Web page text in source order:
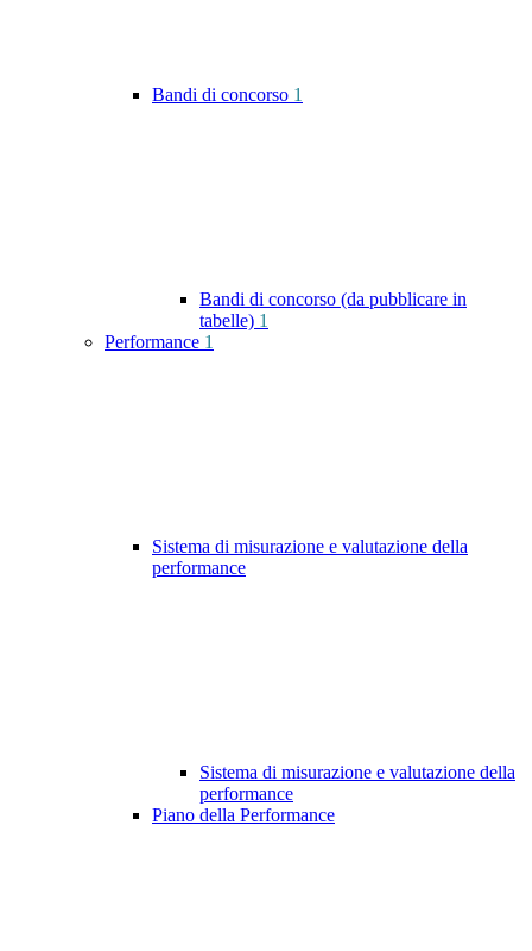
Bandi di concorso 1
Bandi di concorso (da pubblicare in
tabelle) 1
Performance 1
Sistema di misurazione e valutazione della
performance
Sistema di misurazione e valutazione della
performance
Piano della Performance